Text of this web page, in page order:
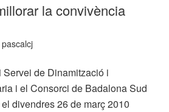
la convivència
pascalcj
Servei de Dinamització i
i el Consorci de Badalona Sud
divendres 26 de març 2010